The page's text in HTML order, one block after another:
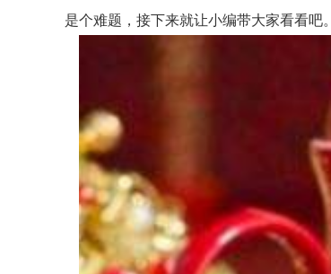
是个难题，接下来就让小编带大家看看吧。